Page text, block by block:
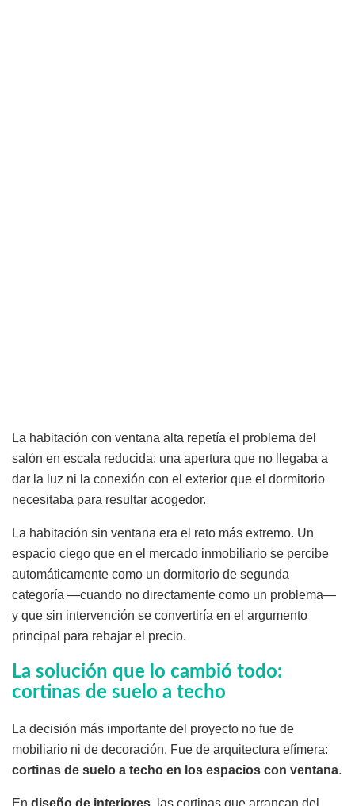
La habitación con ventana alta repetía el problema del
salón en escala reducida: una apertura que no llegaba a
dar la luz ni la conexión con el exterior que el dormitorio
necesitaba para resultar acogedor.
La habitación sin ventana era el reto más extremo. Un
espacio ciego que en el mercado inmobiliario se percibe
automáticamente como un dormitorio de segunda
categoría —cuando no directamente como un problema—
y que sin intervención se convertiría en el argumento
principal para rebajar el precio.
La solución que lo cambió todo:
cortinas de suelo a techo
La decisión más importante del proyecto no fue de
mobiliario ni de decoración. Fue de arquitectura efímera:
cortinas de suelo a techo en los espacios con ventana.